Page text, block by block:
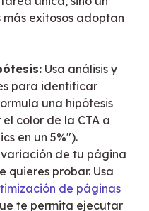
más exitosos adoptan
Usa análisis y
para identificar
una hipótesis
color de la CTA a
en un 5%").
de tu página
quieres probar. Usa
de páginas
te permita ejecutar